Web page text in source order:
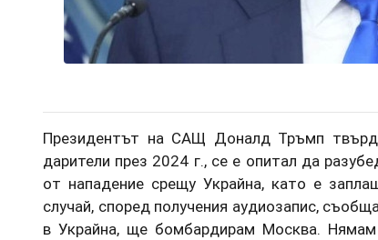
Президентът на САЩ Доналд Тръмп
дарители през 2024 г., се е опитал да
от нападение срещу Украйна, като е
случай, според получения аудиозапис,
в Украйна, ще бомбардирам Москва.